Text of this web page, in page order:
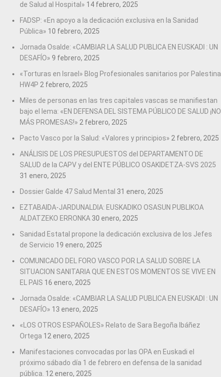
de Salud al Hospital» 14 febrero, 2025
FADSP: «En apoyo a la dedicación exclusiva en la Sanidad
Pública» 10 febrero, 2025
Jornada Osalde: «CAMBIAR LA SALUD PUBLICA EN EUSKADI : UN
DESAFÍO» 9 febrero, 2025
«Torturas en Israel» Blog Profesionales sanitarios por Palestina
HW4P 2 febrero, 2025
Miles de personas en las tres capitales vascas se manifiestan
bajo el lema: «EN DEFENSA DEL SISTEMA PÚBLICO DE SALUD ¡NO
MÁS PROMESAS!» 2 febrero, 2025
Pacto Vasco por la Salud: «Valores y principios» 2 febrero, 2025
ANÁLISIS DE LOS PRESUPUESTOS del DEPARTAMENTO DE
SALUD de la CAPV y del ENTE PÚBLICO OSAKIDETZA-SVS 2025
31 enero, 2025
Dossier Galde 47 Salud Mental 31 enero, 2025
EZTABAIDA-JARDUNALDIA: EUSKADIKO OSASUN PUBLIKOA
ALDATZEKO ERRONKA 30 enero, 2025
Sanidad Estatal propone la dedicación exclusiva de los Jefes
de Servicio 19 enero, 2025
COMUNICADO DEL FORO VASCO POR LA SALUD SOBRE LA
SITUACION SANITARIA QUE EN ESTOS MOMENTOS SE VIVE EN
EL PAIS 16 enero, 2025
Jornada Osalde: «CAMBIAR LA SALUD PUBLICA EN EUSKADI : UN
DESAFÍO» 13 enero, 2025
«LOS OTROS ESPAÑOLES» Relato de Sara Begoña Ibáñez
Ortega 12 enero, 2025
Manifestaciones convocadas por las OPA en Euskadi el
próximo sábado día 1 de febrero en defensa de la sanidad
pública. 12 enero, 2025